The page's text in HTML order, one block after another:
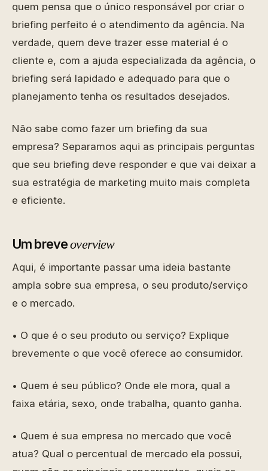
quem pensa que o único responsável por criar o
briefing perfeito é o atendimento da agência. Na
verdade, quem deve trazer esse material é o
cliente e, com a ajuda especializada da agência, o
briefing será lapidado e adequado para que o
planejamento tenha os resultados desejados.
Não sabe como fazer um briefing da sua
empresa? Separamos aqui as principais perguntas
que seu briefing deve responder e que vai deixar a
sua estratégia de marketing muito mais completa
e eficiente.
Um breveoverview
Aqui, é importante passar uma ideia bastante
ampla sobre sua empresa, o seu produto/serviço
e o mercado.
• O que é o seu produto ou serviço? Explique
brevemente o que você oferece ao consumidor.
• Quem é seu público? Onde ele mora, qual a
faixa etária, sexo, onde trabalha, quanto ganha.
• Quem é sua empresa no mercado que você
atua? Qual o percentual de mercado ela possui,